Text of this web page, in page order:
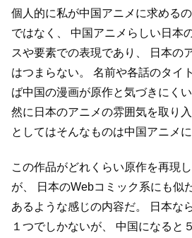
個人的に私が中国アニメに求める
ではなく、
中国アニメらしい日本
スや要素での表現であり、
日本の
はつまらない。
名前や各話のタイ
ば中国の漫画が原作と気づきにくい
然に日本のアニメの雰囲気を取り入
としてはそんなものは中国アニメ
この作品がどれくらい原作を再現
が、
日本のWebコミック系にも似
あるような感じの内容だ。
日本な
１つでしかないが、
中国になると